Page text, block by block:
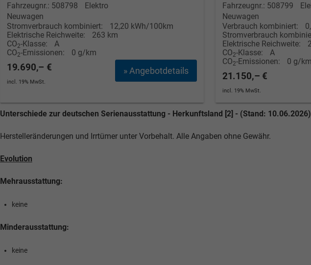
Fahrzeugnr.: 508798
Elektro
Neuwagen
Stromverbrauch kombiniert:
12,20 kWh/100km
Elektrische Reichweite:
263 km
CO2-Klasse:
A
CO2-Emissionen: 0 g/km
» Angebotdetails
19.690,– €
incl. 19% MwSt.
Fahrzeugnr.: 508799
Neuwagen
Verbrauch kombiniert:
Stromverbrauch
Elektrische Reichweite:
CO2-Klasse:
A
CO2-Emissionen: 0 g/km
21.150,– €
incl. 19% MwSt.
Unterschiede zur deutschen Serienausstattung - Herkunftsland [2] - (Stand: 10.06.2026)
Herstelleränderungen und Irrtümer unter Vorbehalt. Alle Angaben ohne Gewähr.
Evolution
Mehrausstattung:
keine
Minderausstattung:
keine